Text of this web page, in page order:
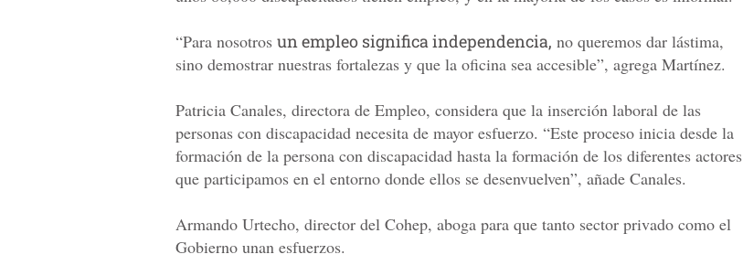
“Para nosotros un empleo significa independencia, no queremos dar lástima,
sino demostrar nuestras fortalezas y que la oficina sea accesible”, agrega Martínez.
Patricia Canales, directora de Empleo, considera que la inserción laboral de las
personas con discapacidad necesita de mayor esfuerzo. “Este proceso inicia desde la
formación de la persona con discapacidad hasta la formación de los diferentes actores
que participamos en el entorno donde ellos se desenvuelven”, añade Canales.
Armando Urtecho, director del Cohep, aboga para que tanto sector privado como el
Gobierno unan esfuerzos.